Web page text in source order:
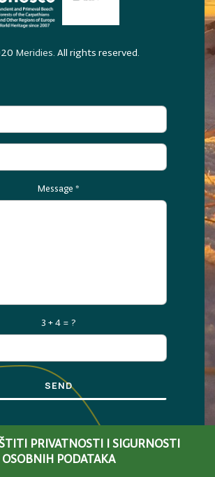
Meridies. All rights reserved.
Message *
3 + 4 = ?
SEND
PRIVATNOSTI I SIGURNOSTI
OSOBNIH PODATAKA